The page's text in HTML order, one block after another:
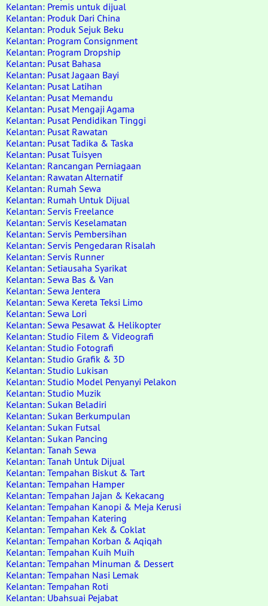
Kelantan: Premis untuk dijual
Kelantan: Produk Dari China
Kelantan: Produk Sejuk Beku
Kelantan: Program Consignment
Kelantan: Program Dropship
Kelantan: Pusat Bahasa
Kelantan: Pusat Jagaan Bayi
Kelantan: Pusat Latihan
Kelantan: Pusat Memandu
Kelantan: Pusat Mengaji Agama
Kelantan: Pusat Pendidikan Tinggi
Kelantan: Pusat Rawatan
Kelantan: Pusat Tadika & Taska
Kelantan: Pusat Tuisyen
Kelantan: Rancangan Perniagaan
Kelantan: Rawatan Alternatif
Kelantan: Rumah Sewa
Kelantan: Rumah Untuk Dijual
Kelantan: Servis Freelance
Kelantan: Servis Keselamatan
Kelantan: Servis Pembersihan
Kelantan: Servis Pengedaran Risalah
Kelantan: Servis Runner
Kelantan: Setiausaha Syarikat
Kelantan: Sewa Bas & Van
Kelantan: Sewa Jentera
Kelantan: Sewa Kereta Teksi Limo
Kelantan: Sewa Lori
Kelantan: Sewa Pesawat & Helikopter
Kelantan: Studio Filem & Videografi
Kelantan: Studio Fotografi
Kelantan: Studio Grafik & 3D
Kelantan: Studio Lukisan
Kelantan: Studio Model Penyanyi Pelakon
Kelantan: Studio Muzik
Kelantan: Sukan Beladiri
Kelantan: Sukan Berkumpulan
Kelantan: Sukan Futsal
Kelantan: Sukan Pancing
Kelantan: Tanah Sewa
Kelantan: Tanah Untuk Dijual
Kelantan: Tempahan Biskut & Tart
Kelantan: Tempahan Hamper
Kelantan: Tempahan Jajan & Kekacang
Kelantan: Tempahan Kanopi & Meja Kerusi
Kelantan: Tempahan Katering
Kelantan: Tempahan Kek & Coklat
Kelantan: Tempahan Korban & Aqiqah
Kelantan: Tempahan Kuih Muih
Kelantan: Tempahan Minuman & Dessert
Kelantan: Tempahan Nasi Lemak
Kelantan: Tempahan Roti
Kelantan: Ubahsuai Pejabat